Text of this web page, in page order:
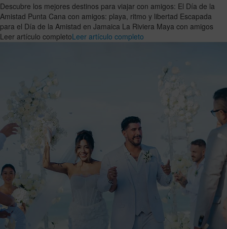
Descubre los mejores destinos para viajar con amigos: El Día de la
Amistad Punta Cana con amigos: playa, ritmo y libertad Escapada
para el Día de la Amistad en Jamaica La Riviera Maya con amigos
Leer artículo completoLeer artículo completo